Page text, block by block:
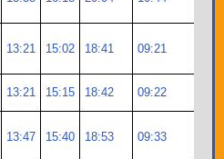
13:21 15:02 18:41 09:21
13:21 15:15 18:42 09:22
13:47 15:40 18:53 09:33